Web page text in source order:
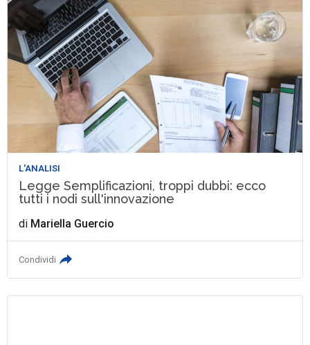
L'ANALISI
Legge Semplificazioni, troppi dubbi: ecco
tutti i nodi sull'innovazione
di Mariella Guercio
Condividi